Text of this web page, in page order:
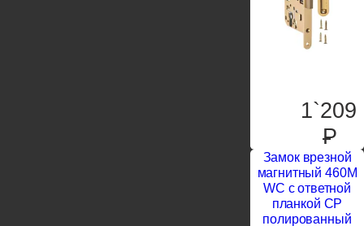
1`209
P
Замок врезной
магнитный 460M
WC с ответной
планкой CP
полированный